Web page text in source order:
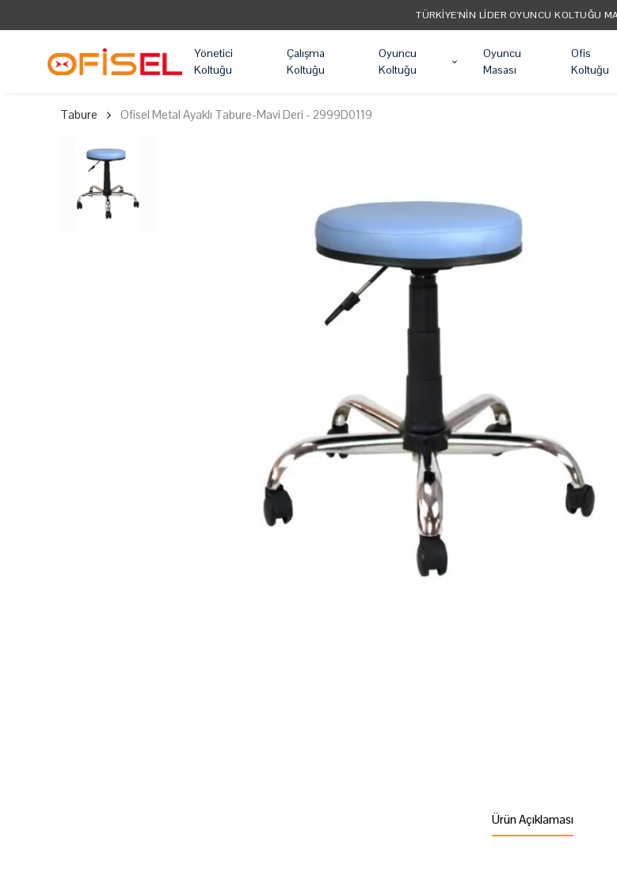
TÜRKIYE'NIN LIDER OYUNCU KOLTUĞU
Yönetici
Koltuğu
Çalışma
Koltuğu
Oyuncu
Koltuğu
Oyuncu
Masası
Ofis
Koltuğu
Tabure Ofisel Metal Ayaklı Tabure-Mavi Deri - 2999D0119
Ürün Açıklaması